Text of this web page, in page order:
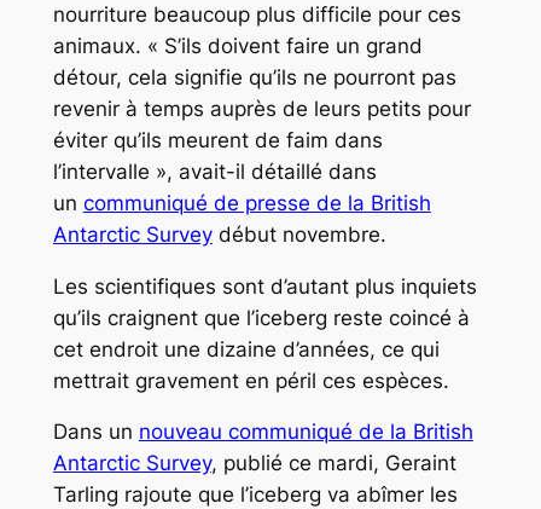
nourriture beaucoup plus difficile pour ces
animaux. « S’ils doivent faire un grand
détour, cela signifie qu’ils ne pourront pas
revenir à temps auprès de leurs petits pour
éviter qu’ils meurent de faim dans
l’intervalle », avait-il détaillé dans
un communiqué de presse de la British
Antarctic Surveydébut novembre.
Les scientifiques sont d’autant plus inquiets
qu’ils craignent que l’iceberg reste coincé à
cet endroit une dizaine d’années, ce qui
mettrait gravement en péril ces espèces.
Dans un nouveau communiqué de la British
Antarctic Survey, publié ce mardi, Geraint
Tarling rajoute que l’iceberg va abîmer les